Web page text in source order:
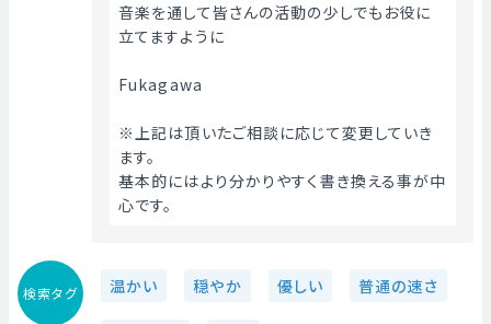
音楽を通して皆さんの活動の少しでもお役に
立てますように
Fukagawa
※上記は頂いたご相談に応じて変更していき
ます。
基本的にはより分かりやすく書き換える事が中
心です。
検索タグ 温かい 穏やか 優しい 普通の速さ